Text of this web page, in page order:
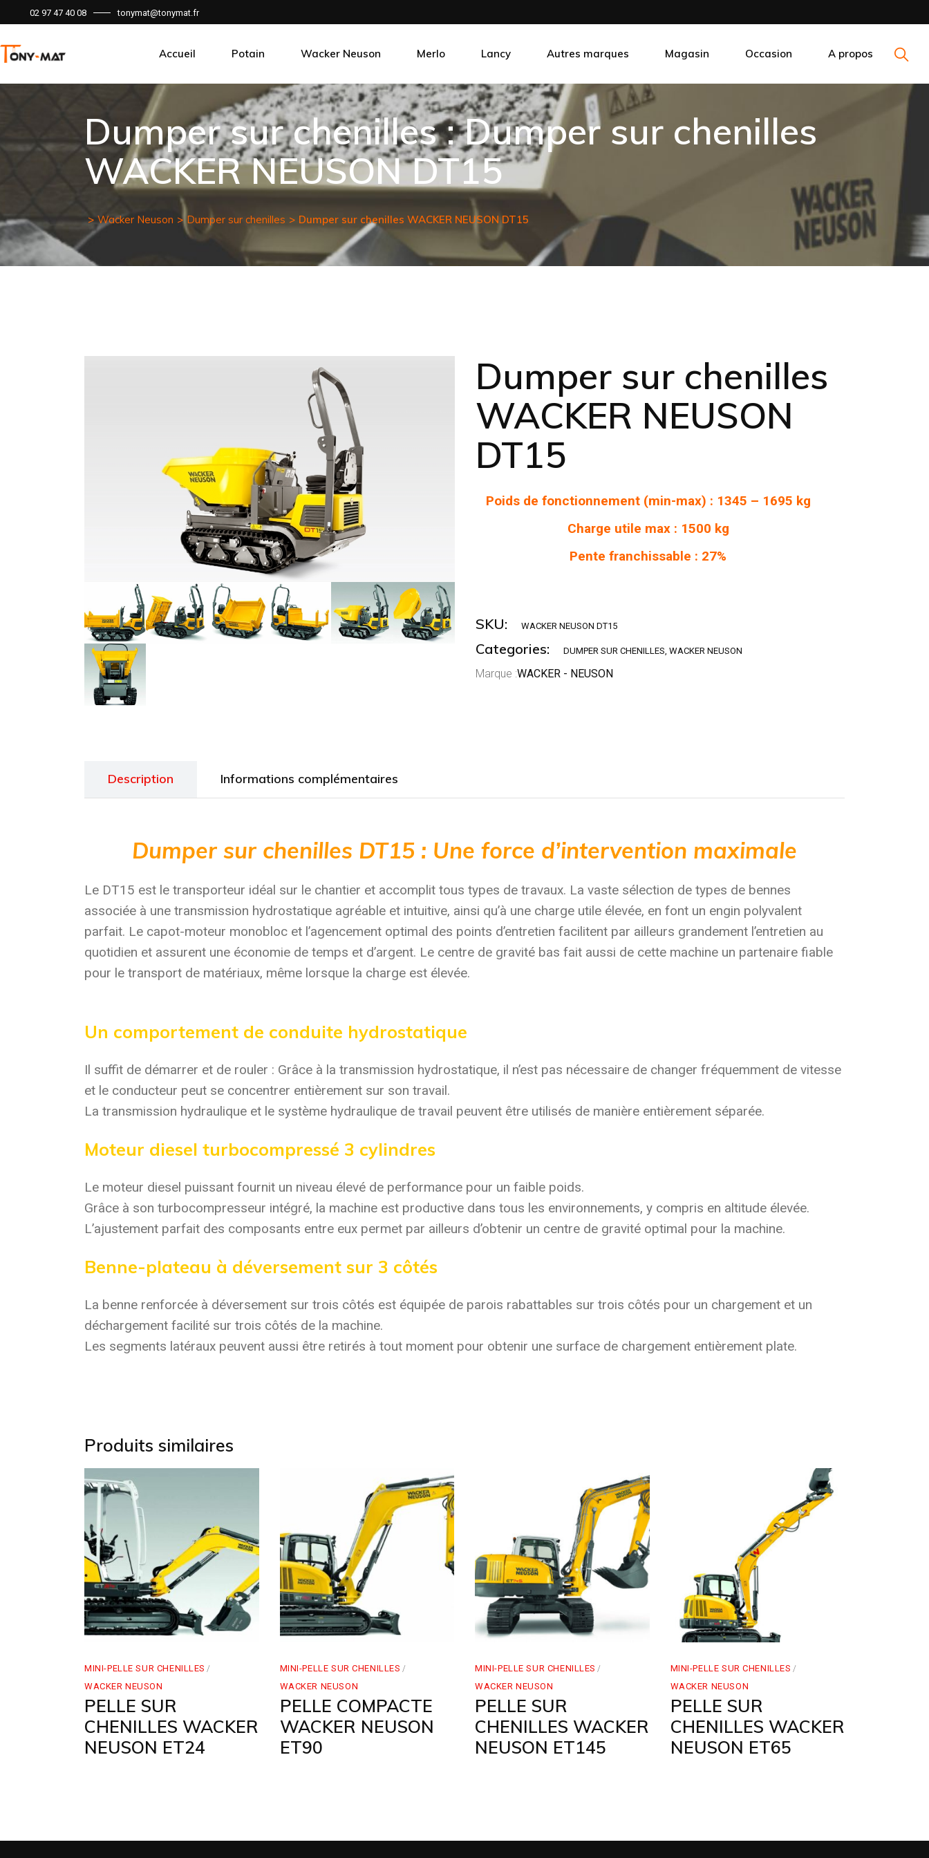
02 97 47 40 08 tonymat@tonymat.fr
Accueil Potain Wacker Neuson Merlo Lancy Autres marques
CONTAINEX
MIDI CRANES
Magasin Occasion A propos
Dumper sur chenilles : Dumper sur chenilles
WACKER NEUSON DT15
Wacker Neuson Dumper sur chenilles Dumper sur chenilles WACKER NEUSON DT15
Dumper sur chenilles
WACKER NEUSON
DT15
Poids de fonctionnement (min-max) : 1345 – 1695 kg
Charge utile max : 1500 kg
Pente franchissable : 27%
SKU: WACKER NEUSON DT15
Categories: DUMPER SUR CHENILLES, WACKER NEUSON
Marque :WACKER - NEUSON
Description Informations complémentaires
Dumper sur chenilles DT15 : Une force d’intervention maximale
Le DT15 est le transporteur idéal sur le chantier et accomplit tous types de travaux. La vaste sélection de types de bennes
associée à une transmission hydrostatique agréable et intuitive, ainsi qu’à une charge utile élevée, en font un engin polyvalent
parfait. Le capot-moteur monobloc et l’agencement optimal des points d’entretien facilitent par ailleurs grandement l’entretien au
quotidien et assurent une économie de temps et d’argent. Le centre de gravité bas fait aussi de cette machine un partenaire fiable
pour le transport de matériaux, même lorsque la charge est élevée.
Un comportement de conduite hydrostatique
Il suffit de démarrer et de rouler : Grâce à la transmission hydrostatique, il n’est pas nécessaire de changer fréquemment de vitesse
et le conducteur peut se concentrer entièrement sur son travail.
La transmission hydraulique et le système hydraulique de travail peuvent être utilisés de manière entièrement séparée.
Moteur diesel turbocompressé 3 cylindres
Le moteur diesel puissant fournit un niveau élevé de performance pour un faible poids.
Grâce à son turbocompresseur intégré, la machine est productive dans tous les environnements, y compris en altitude élevée.
L’ajustement parfait des composants entre eux permet par ailleurs d’obtenir un centre de gravité optimal pour la machine.
Benne-plateau à déversement sur 3 côtés
La benne renforcée à déversement sur trois côtés est équipée de parois rabattables sur trois côtés pour un chargement et un
déchargement facilité sur trois côtés de la machine.
Les segments latéraux peuvent aussi être retirés à tout moment pour obtenir une surface de chargement entièrement plate.
Produits similaires
MINI-PELLE SUR CHENILLES
WACKER NEUSON
PELLE SUR
CHENILLES WACKER
NEUSON ET24
MINI-PELLE SUR CHENILLES
WACKER NEUSON
PELLE COMPACTE
WACKER NEUSON
ET90
MINI-PELLE SUR CHENILLES
WACKER NEUSON
PELLE SUR
CHENILLES WACKER
NEUSON ET145
MINI-PELLE SUR CHENILLES
WACKER NEUSON
PELLE SUR
CHENILLES WACKER
NEUSON ET65